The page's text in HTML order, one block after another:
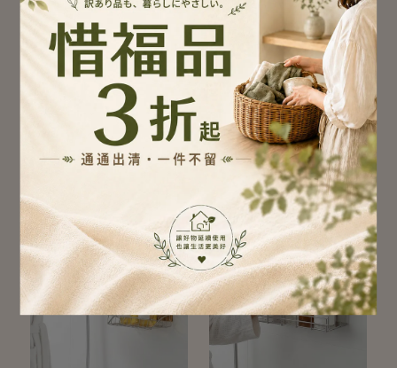
隨手一貼，空間變大
樂貼免打孔沐浴瓶罐置物
架 撕貼無痕 MIT304不鏽
NT$990
傘下乾爽，玄關日常
樂貼免打孔瀝水雨傘架 撕
貼無痕 台灣製304不鏽鋼
NT$712NT$890
加入購物車